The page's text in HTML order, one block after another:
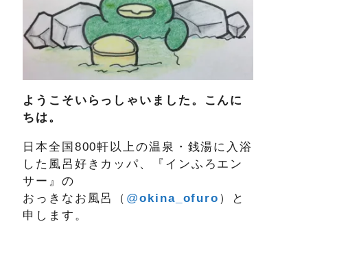
ようこそいらっしゃいました。こんに
ちは。
日本全国800軒以上の温泉・銭湯に入浴
した風呂好きカッパ、『インふろエン
サー』の
おっきなお風呂（ @okina_ofuro ）
と
申します。